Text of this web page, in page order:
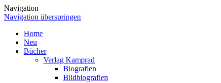
Navigation
Navigation überspringen
Home
Neu
Bücher
Verlag Kamprad
Biografien
Bildbiografien